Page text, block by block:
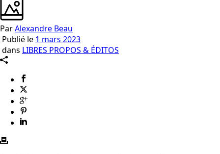
ParAlexandre Beau
Publié le 1 mars 2023
dans LIBRES PROPOS & ÉDITOS